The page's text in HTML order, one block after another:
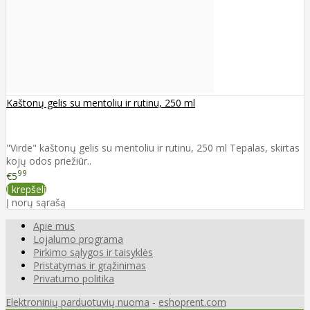
Kaštonų gelis su mentoliu ir rutinu, 250 ml
"Virde" kaštonų gelis su mentoliu ir rutinu, 250 ml Tepalas, skirtas
kojų odos priežiūr..
€599
Į krepšelį
Į norų sąrašą
Apie mus
Lojalumo programa
Pirkimo sąlygos ir taisyklės
Pristatymas ir grąžinimas
Privatumo politika
Elektroninių parduotuvių nuoma - eshoprent.com